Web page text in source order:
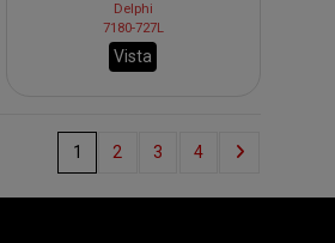
Delphi
7180-727L
Vista
1 2 3 4